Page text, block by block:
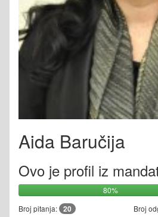
Aida Baručija
Ovo je profil iz
80%
Broj pitanja: 20 Broj